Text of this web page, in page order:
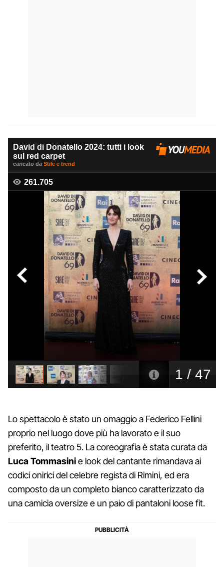
Lo spettacolo è stato un omaggio a Federico Fellini
proprio nel luogo dove più ha lavorato e il suo
preferito, il teatro 5. La coreografia è stata curata da
LucaTommasinie look del cantante rimandava ai
codici onirici del celebre regista di Rimini, ed era
composto da un completo bianco caratterizzato da
una camicia oversize e un paio di pantaloni loose fit.